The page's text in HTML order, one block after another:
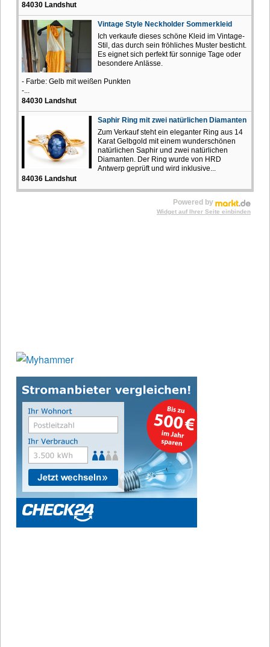
84030 Landshut
Vintage Style Neckholder Sommerkleid
Ich verkaufe dieses schöne Kleid im Vintage-
Stil, das durch sein fröhliches Muster besticht.
Es eignet sich perfekt für sonnige Tage oder
besondere Anlässe.
- Farbe: Gelb mit weißen Punkten
-...
84030 Landshut
Saphir Ring mit zwei natürlichen Diamanten
Zum Verkauf steht ein eleganter Ring aus 14
Karat Gelbgold mit einem wunderschönen
natürlichen Saphir und zwei natürlichen
Diamanten. Der Ring wurde von HRD
Antwerp geprüft und wird inklusive...
84036 Landshut
Powered by
Widget auf Ihrer Seite einbinden